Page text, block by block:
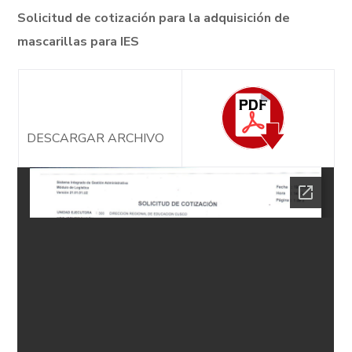
Solicitud de cotización para la adquisición de
mascarillas para IES
DESCARGAR ARCHIVO